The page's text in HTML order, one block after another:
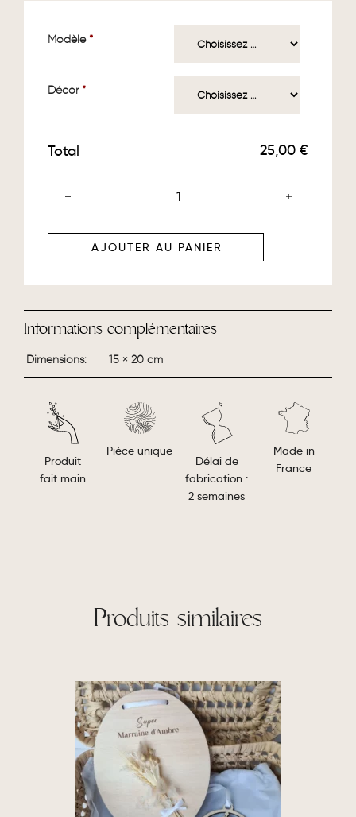
Modèle *
Décor *
Total 25,00 €
AJOUTER AU PANIER
Informations complémentaires
Dimensions 15 × 20 cm
Produit
fait main
Pièce unique
Délai de
fabrication :
2 semaines
Made in
France
Produits similaires